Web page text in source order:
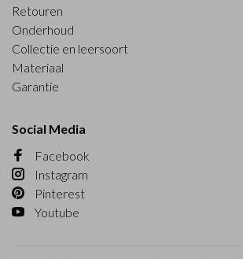
Retouren
Onderhoud
Collectie en leersoort
Materiaal
Garantie
Social Media
Facebook
Instagram
Pinterest
Youtube